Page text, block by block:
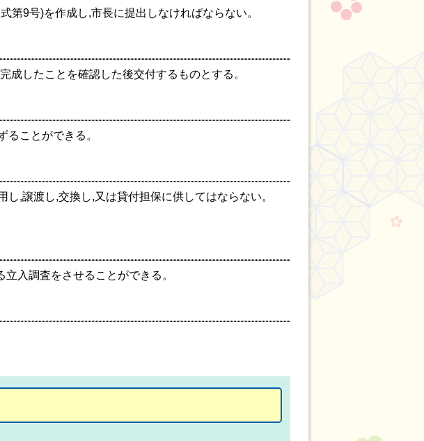
第9号)を作成し,市長に提出しなければならない。
成したことを確認した後交付するものとする。
ことができる。
,譲渡し,交換し,又は貸付担保に供してはならない。
入調査をさせることができる。